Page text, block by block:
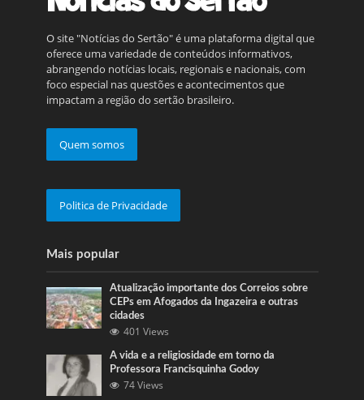
O site "Notícias do Sertão" é uma plataforma digital que
oferece uma variedade de conteúdos informativos,
abrangendo notícias locais, regionais e nacionais, com
foco especial nas questões e acontecimentos que
impactam a região do sertão brasileiro.
Quem somos
Politica de Privacidade
Mais popular
Atualização importante dos Correios sobre
CEPs em Afogados da Ingazeira e outras
cidades
401 Views
A vida e a religiosidade em torno da
Professora Francisquinha Godoy
74 Views